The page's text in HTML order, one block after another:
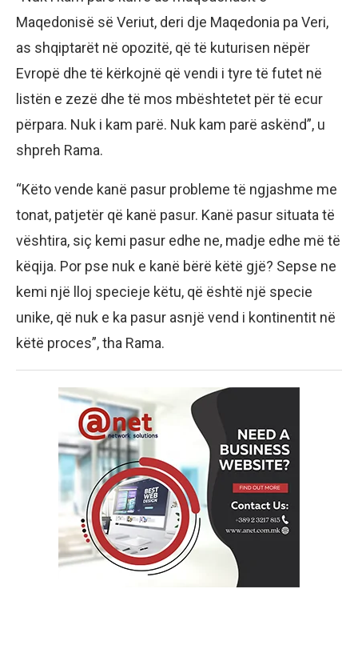
Maqedonisë së Veriut, deri dje Maqedonia pa Veri,
as shqiptarët në opozitë, që të kuturisen nëpër
Evropë dhe të kërkojnë që vendi i tyre të futet në
listën e zezë dhe të mos mbështetet për të ecur
përpara. Nuk i kam parë. Nuk kam parë askënd”, u
shpreh Rama.
“Këto vende kanë pasur probleme të ngjashme me
tonat, patjetër që kanë pasur. Kanë pasur situata të
vështira, siç kemi pasur edhe ne, madje edhe më të
këqija. Por pse nuk e kanë bërë këtë gjë? Sepse ne
kemi një lloj specieje këtu, që është një specie
unike, që nuk e ka pasur asnjë vend i kontinentit në
këtë proces”, tha Rama.